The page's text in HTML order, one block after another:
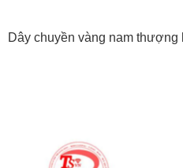
Dây chuyền vàng nam